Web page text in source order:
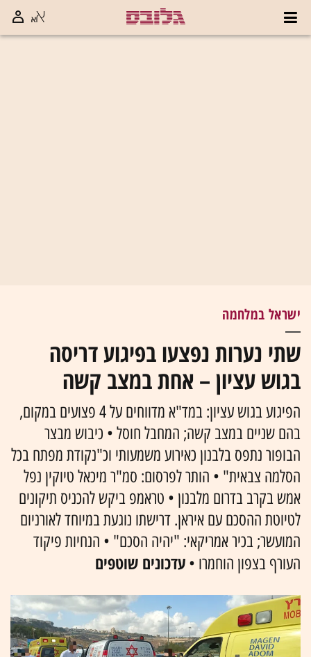
ישראל במלחמה
שתי נערות נפצעו בפיגוע דריסה
בגוש עציון – אחת במצב קשה
הפיגוע בגוש עציון: במד"א מדווחים על 4 פצועים במקום,
בהם שניים במצב קשה; המחבל חוסל • כיבוש מבצר
הבופור נתפס בלבנון כאירוע משמעותי וכ"נקודת מפתח בכל
הסלמה צבאית" • הותר לפרסום: סמ"ר מיכאל טיוקין נפל
אמש בקרב בדרום מלבנון • טראמפ ביקש להכניס תיקונים
לטיוטת ההסכם עם איראן. דרישתו נוגעת במיוחד לאורניום
המועשר; בכיר אמריקאי: "יהיה הסכם" • הנחיות פיקוד
העורף בצפון הוחמרו • עדכונים שוטפים